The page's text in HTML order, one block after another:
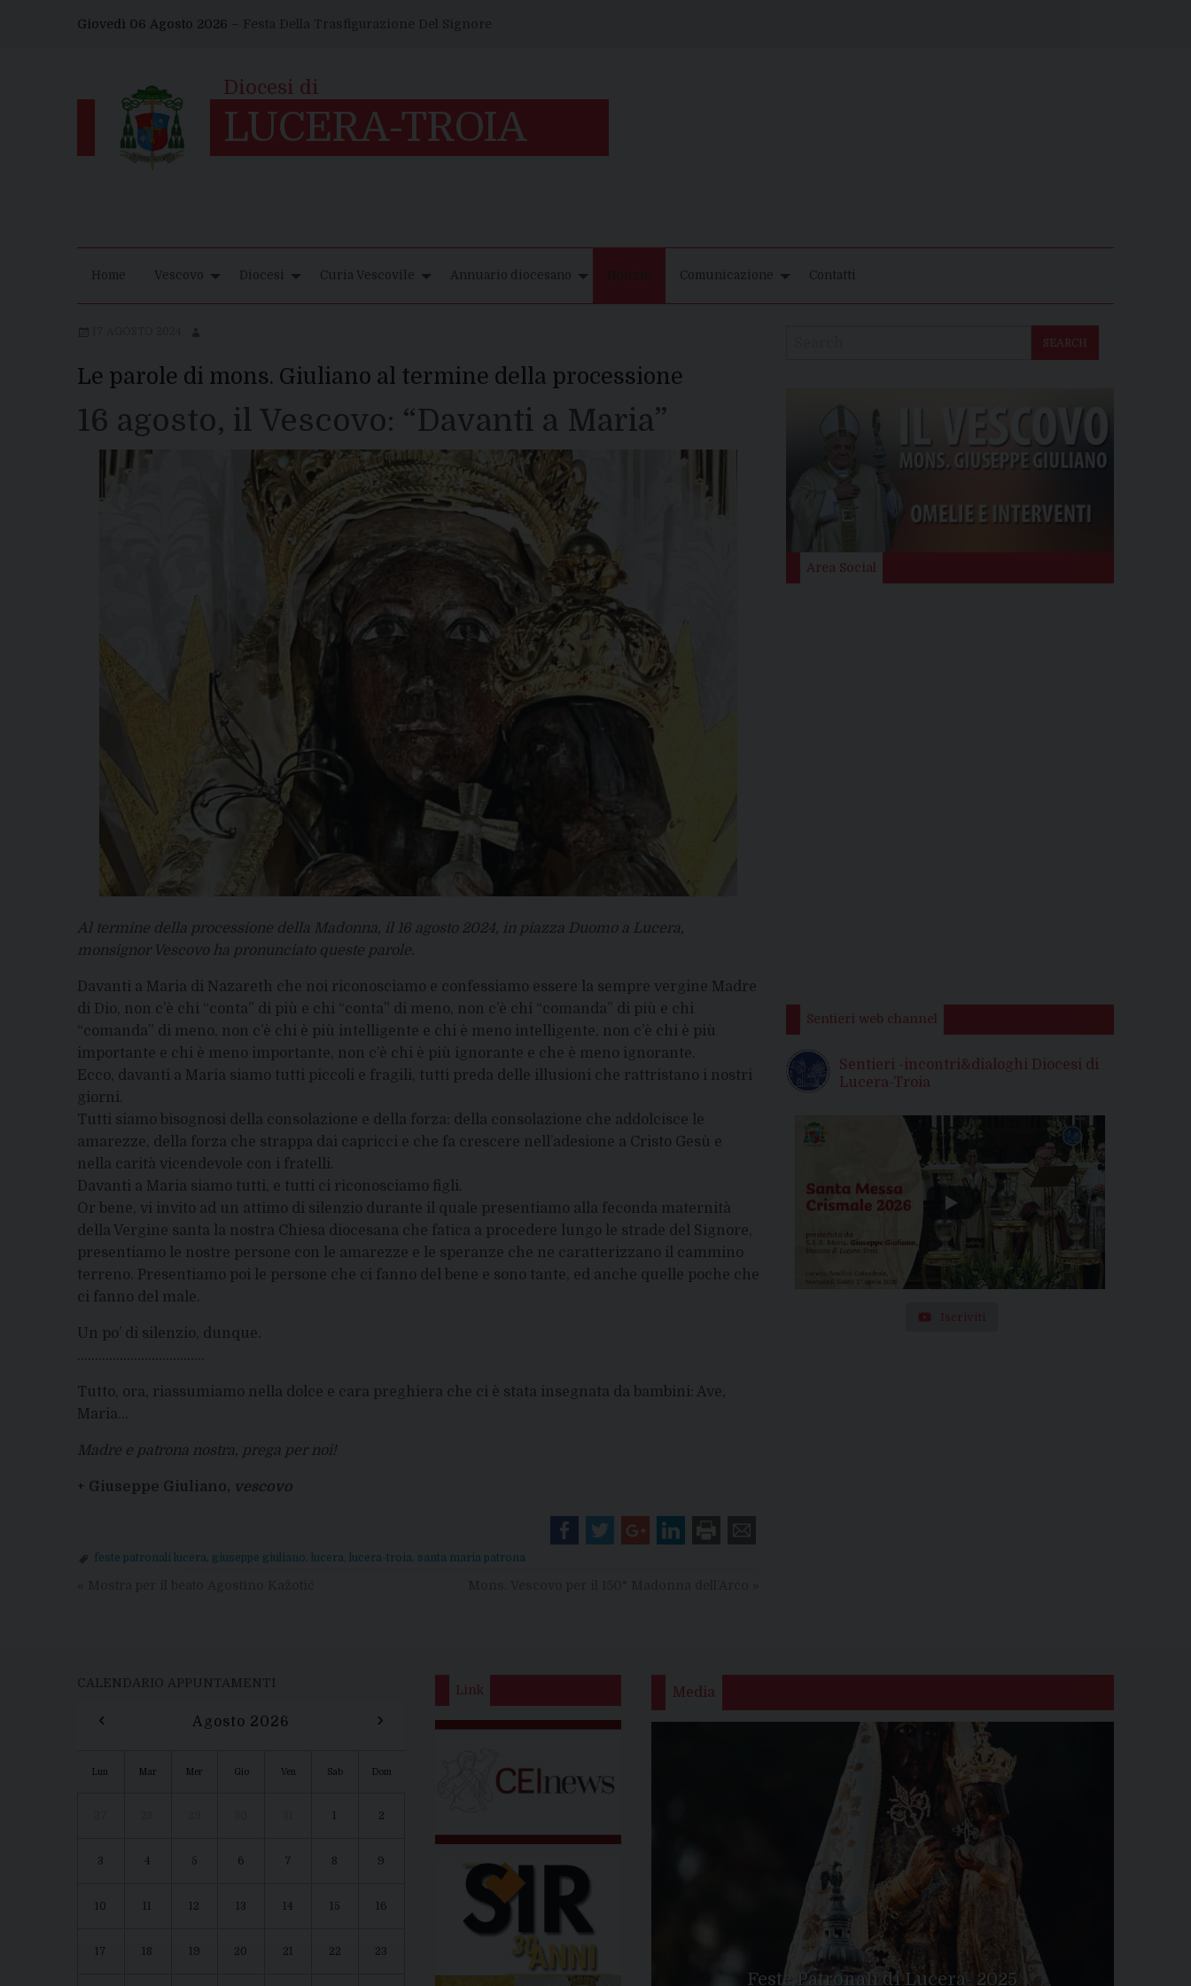
Giovedì 06 Agosto 2026 – Festa Della Trasfigurazione Del Signore
Home Vescovo Diocesi Curia Vescovile Annuario diocesano Notizie Comunicazione Contatti
Le parole di mons. Giuliano al termine della processione
16 agosto, il Vescovo: “Davanti a Maria”
Al termine della processione della Madonna, il 16 agosto 2024, in piazza Duomo a Lucera,
monsignor Vescovo ha pronunciato queste parole.
Davanti a Maria di Nazareth che noi riconosciamo e confessiamo essere la sempre vergine Madre
di Dio, non c’è chi “conta” di più e chi “conta” di meno, non c’è chi “comanda” di più e chi
“comanda” di meno, non c’è chi è più intelligente e chi è meno intelligente, non c’è chi è più
importante e chi è meno importante, non c’è chi è più ignorante e che è meno ignorante.
Ecco, davanti a Maria siamo tutti piccoli e fragili, tutti preda delle illusioni che rattristano i nostri
giorni.
Tutti siamo bisognosi della consolazione e della forza: della consolazione che addolcisce le
amarezze, della forza che strappa dai capricci e che fa crescere nell’adesione a Cristo Gesù e
nella carità vicendevole con i fratelli.
Davanti a Maria siamo tutti, e tutti ci riconosciamo figli.
Or bene, vi invito ad un attimo di silenzio durante il quale presentiamo alla feconda maternità
della Vergine santa la nostra Chiesa diocesana che fatica a procedere lungo le strade del Signore,
presentiamo le nostre persone con le amarezze e le speranze che ne caratterizzano il cammino
terreno. Presentiamo poi le persone che ci fanno del bene e sono tante, ed anche quelle poche che
ci fanno del male.
Un po’ di silenzio, dunque.
………………………………
Tutto, ora, riassumiamo nella dolce e cara preghiera che ci è stata insegnata da bambini: Ave,
Maria…
Madre e patrona nostra, prega per noi!
+ Giuseppe Giuliano, vescovo
feste patronali lucera giuseppe giuliano lucera lucera-troia santa maria patrona
SEARCH
Area Social
Sentieri web channel
Sentieri -incontri&dialoghi Diocesi di
Lucera-Troia
Iscriviti
CALENDARIO APPUNTAMENTI
‹ Agosto 2026 ›
Lun Mar Mer Gio Ven Sab Dom
2
3 4 5 6 7 8 9
10 12 13 14 15 16
17 18 19 20 21 22 23
Link Media
Feste Patronali di Lucera- 2025